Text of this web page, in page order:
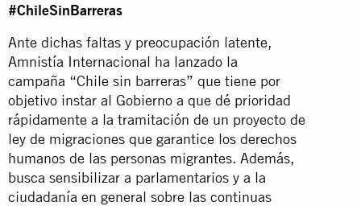
#ChileSinBarreras
Ante dichas faltas y preocupación latente,
Amnistía Internacional ha lanzado la
campaña “Chile sin barreras” que tiene por
objetivo instar al Gobierno a que dé prioridad
rápidamente a la tramitación de un proyecto de
ley de migraciones que garantice los derechos
humanos de las personas migrantes. Además,
busca sensibilizar a parlamentarios y a la
ciudadanía en general sobre las continuas